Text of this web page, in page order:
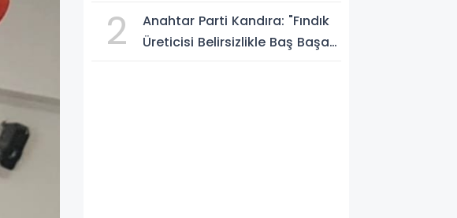
2
Anahtar Parti Kandıra: "Fındık
Üreticisi Belirsizlikle Baş Başa